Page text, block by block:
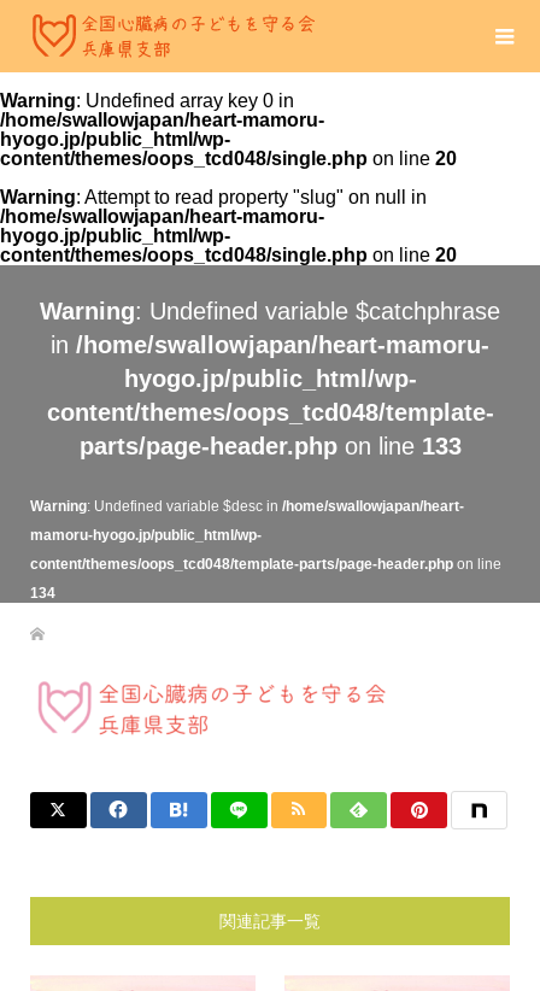
Warning: Undefined array key 0 in
/home/swallowjapan/heart-mamoru-
hyogo.jp/public_html/wp-
content/themes/oops_tcd048/single.php on line 20
Warning: Attempt to read property "slug" on null in
/home/swallowjapan/heart-mamoru-
hyogo.jp/public_html/wp-
content/themes/oops_tcd048/single.php on line 20
Warning: Undefined variable $catchphrase
in /home/swallowjapan/heart-mamoru-
hyogo.jp/public_html/wp-
content/themes/oops_tcd048/template-
parts/page-header.phpon line 133
Warning: Undefined variable $desc in /home/swallowjapan/heart-
mamoru-hyogo.jp/public_html/wp-
content/themes/oops_tcd048/template-parts/page-header.phpon line
134
関連記事一覧